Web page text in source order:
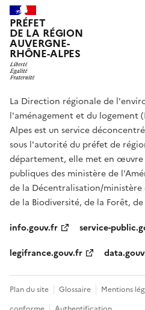
PRÉFET
DE LA RÉGION
AUVERGNE-
RHÔNE-ALPES
La Direction régionale de
l'aménagement et du logement
Alpes est un service
sous l'autorité du préfet de
département, elle met en
publiques des ministère de
de la Décentralisation/
de la Biodiversité, de la Forêt,
info.gouv.fr
service-
legifrance.gouv.fr
Plan du site Glossaire Mentions